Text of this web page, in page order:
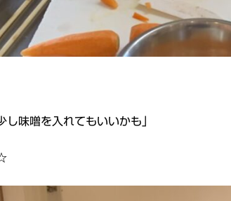
し味噌を入れてもいいかも」